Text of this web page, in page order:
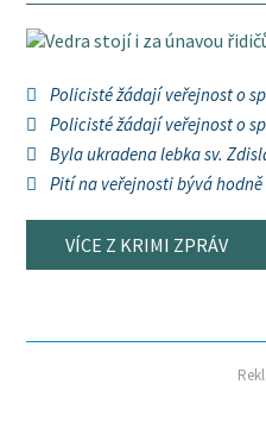
Policisté žádají veřejnost o
Policisté žádají veřejnost o
Byla ukradena lebka sv.
Pití na veřejnosti bývá
VÍCE Z KRIMI ZPRÁV